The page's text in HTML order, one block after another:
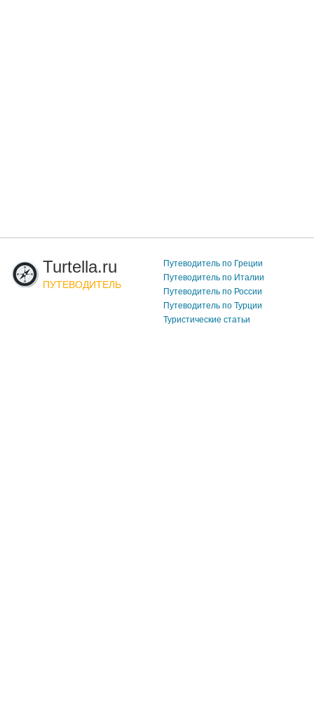
Turtella.ru
ПУТЕВОДИТЕЛЬ
Путеводитель по Греции
Путеводитель по Италии
Путеводитель по России
Путеводитель по Турции
Туристические статьи